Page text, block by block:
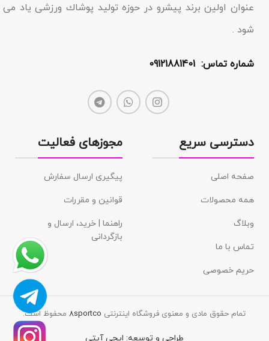
عنوان اولین برند پیشرو در حوزه تولید پوشاك ورزشی یاد مى
شود .
شماره تماس: 09121881401
دسترسی سریع
صفحه اصلی
همه محصولات
وبلاگ
تماس با ما
حریم خصوصی
مجوزهای فعالیت
پیگیری ارسال سفارش
قوانین و مقررات
راهنما | خرید، ارسال و
بازگردانی
تمام حقوق مادی و معنوی فروشگاه اینترنتی 8sportcoمحفوظ است.
طراحی و توسعه: ایجی آیتی